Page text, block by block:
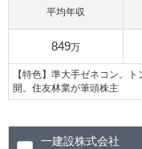
平均年収
849万
【特色】準大手ゼネコン。
開。住友林業が筆頭株主
一建設株式会社